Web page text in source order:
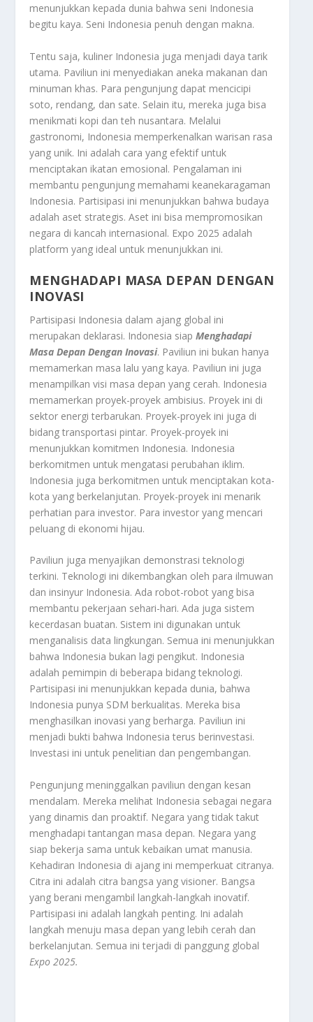
menunjukkan kepada dunia bahwa seni Indonesia
begitu kaya. Seni Indonesia penuh dengan makna.
Tentu saja, kuliner Indonesia juga menjadi daya tarik
utama. Paviliun ini menyediakan aneka makanan dan
minuman khas. Para pengunjung dapat mencicipi
soto, rendang, dan sate. Selain itu, mereka juga bisa
menikmati kopi dan teh nusantara. Melalui
gastronomi, Indonesia memperkenalkan warisan rasa
yang unik. Ini adalah cara yang efektif untuk
menciptakan ikatan emosional. Pengalaman ini
membantu pengunjung memahami keanekaragaman
Indonesia. Partisipasi ini menunjukkan bahwa budaya
adalah aset strategis. Aset ini bisa mempromosikan
negara di kancah internasional. Expo 2025 adalah
platform yang ideal untuk menunjukkan ini.
MENGHADAPI MASA DEPAN DENGAN
INOVASI
Partisipasi Indonesia dalam ajang global ini
merupakan deklarasi. Indonesia siapMenghadapi
Masa Depan Dengan Inovasi. Paviliun ini bukan hanya
memamerkan masa lalu yang kaya. Paviliun ini juga
menampilkan visi masa depan yang cerah. Indonesia
memamerkan proyek-proyek ambisius. Proyek ini di
sektor energi terbarukan. Proyek-proyek ini juga di
bidang transportasi pintar. Proyek-proyek ini
menunjukkan komitmen Indonesia. Indonesia
berkomitmen untuk mengatasi perubahan iklim.
Indonesia juga berkomitmen untuk menciptakan kota-
kota yang berkelanjutan. Proyek-proyek ini menarik
perhatian para investor. Para investor yang mencari
peluang di ekonomi hijau.
Paviliun juga menyajikan demonstrasi teknologi
terkini. Teknologi ini dikembangkan oleh para ilmuwan
dan insinyur Indonesia. Ada robot-robot yang bisa
membantu pekerjaan sehari-hari. Ada juga sistem
kecerdasan buatan. Sistem ini digunakan untuk
menganalisis data lingkungan. Semua ini menunjukkan
bahwa Indonesia bukan lagi pengikut. Indonesia
adalah pemimpin di beberapa bidang teknologi.
Partisipasi ini menunjukkan kepada dunia, bahwa
Indonesia punya SDM berkualitas. Mereka bisa
menghasilkan inovasi yang berharga. Paviliun ini
menjadi bukti bahwa Indonesia terus berinvestasi.
Investasi ini untuk penelitian dan pengembangan.
Pengunjung meninggalkan paviliun dengan kesan
mendalam. Mereka melihat Indonesia sebagai negara
yang dinamis dan proaktif. Negara yang tidak takut
menghadapi tantangan masa depan. Negara yang
siap bekerja sama untuk kebaikan umat manusia.
Kehadiran Indonesia di ajang ini memperkuat citranya.
Citra ini adalah citra bangsa yang visioner. Bangsa
yang berani mengambil langkah-langkah inovatif.
Partisipasi ini adalah langkah penting. Ini adalah
langkah menuju masa depan yang lebih cerah dan
berkelanjutan. Semua ini terjadi di panggung global
Expo 2025.